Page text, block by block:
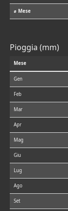
⌀ Mese
Pioggia (mm)
Mese
Gen
Feb
Mar
Apr
Mag
Giu
Lug
Ago
Set